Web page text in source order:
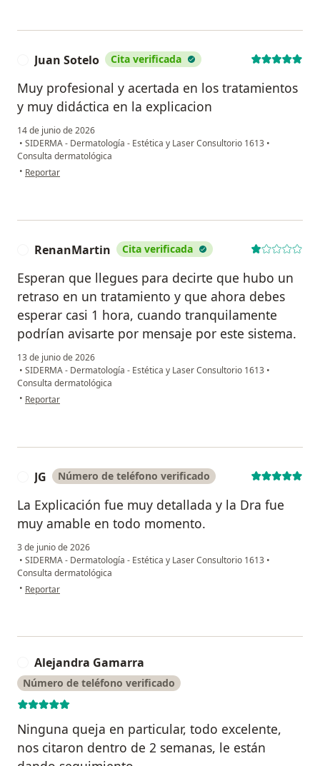
Juan Sotelo Cita verificada
Muy profesional y acertada en los tratamientos
y muy didáctica en la explicacion
14 de junio de 2026
• SIDERMA - Dermatología - Estética y Laser Consultorio 1613 •
Consulta dermatológica
• en opinión del usuario Juan Sotelo
Reportar
RenanMartin Cita verificada
Esperan que llegues para decirte que hubo un
retraso en un tratamiento y que ahora debes
esperar casi 1 hora, cuando tranquilamente
podrían avisarte por mensaje por este sistema.
13 de junio de 2026
• SIDERMA - Dermatología - Estética y Laser Consultorio 1613 •
Consulta dermatológica
• en opinión del usuario RenanMartin
Reportar
JG Número de teléfono verificado
La Explicación fue muy detallada y la Dra fue
muy amable en todo momento.
3 de junio de 2026
• SIDERMA - Dermatología - Estética y Laser Consultorio 1613 •
Consulta dermatológica
• en opinión del usuario JG
Reportar
Alejandra Gamarra
Número de teléfono verificado
Ninguna queja en particular, todo excelente,
nos citaron dentro de 2 semanas, le están